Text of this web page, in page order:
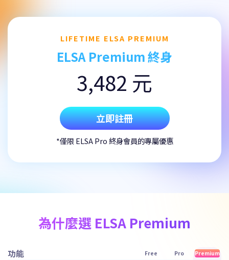
LIFETIME ELSA PREMIUM
ELSA Premium 終身
3,482 元
立即註冊
*僅限 ELSA Pro 終身會員的專屬優惠
為什麼選 ELSA Premium
功能 Free Pro Premium